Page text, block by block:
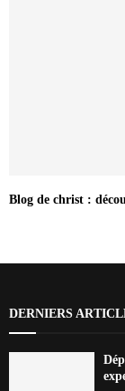
Blog de christ :
DERNIERS